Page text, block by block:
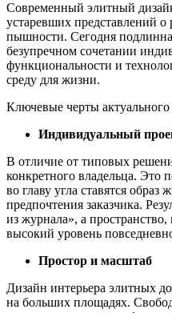
Современный элитный
устаревших представлений
пышности. Сегодня
безупречном сочетании
функциональности и
среду для жизни.
Ключевые черты актуального
Индивидуальный
В отличие от типовых
конкретного владельца. Это
во главу угла ставятся
предпочтения заказчика.
из журнала», а пространство,
высокий уровень
Простор и масштаб
Дизайн интерьера элитных
на больших площадях.